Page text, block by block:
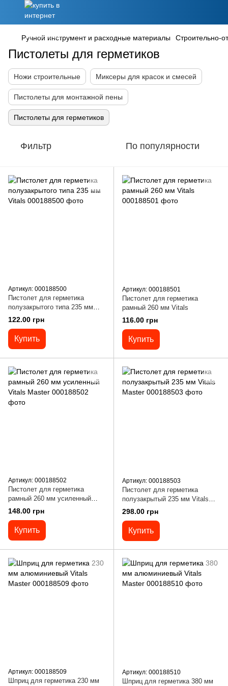
Ручной инструмент и расходные материалы Строительно-
Пистолеты для герметиков
Ножи строительные Миксеры для красок и смесей
Пистолеты для монтажной пены
Пистолеты для герметиков
Фильтр По популярности
Артикул: 000188500
Пистолет для герметика
полузакрытого типа 235 мм
Vitals
122.00 грн
Купить
Артикул: 000188501
Пистолет для герметика
рамный 260 мм Vitals
116.00 грн
Купить
Артикул: 000188502
Пистолет для герметика
рамный 260 мм усиленный
Vitals Master
148.00 грн
Купить
Артикул: 000188503
Пистолет для герметика
полузакрытый 235 мм Vitals
Master
298.00 грн
Купить
Артикул: 000188509
Шприц для герметика 230 мм
Артикул: 000188510
Шприц для герметика 380 мм